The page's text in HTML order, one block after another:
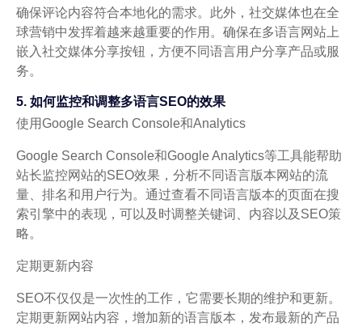
确保评论内容符合本地化的需求。此外，社交媒体也在全
球营销中发挥着越来越重要的作用。确保在多语言网站上
嵌入社交媒体分享按钮，方便不同语言用户分享产品或服
务。
5. 如何监控和调整多语言SEO的效果
使用Google Search Console和Analytics
Google Search Console和Google Analytics等工具能帮助
站长监控网站的SEO效果，分析不同语言版本网站的流
量、排名和用户行为。通过查看不同语言版本的页面在搜
索引擎中的表现，可以及时调整关键词、内容以及SEO策
略。
定期更新内容
SEO不仅仅是一次性的工作，它需要长期的维护和更新。
定期更新网站内容，增加新的语言版本，发布最新的产品